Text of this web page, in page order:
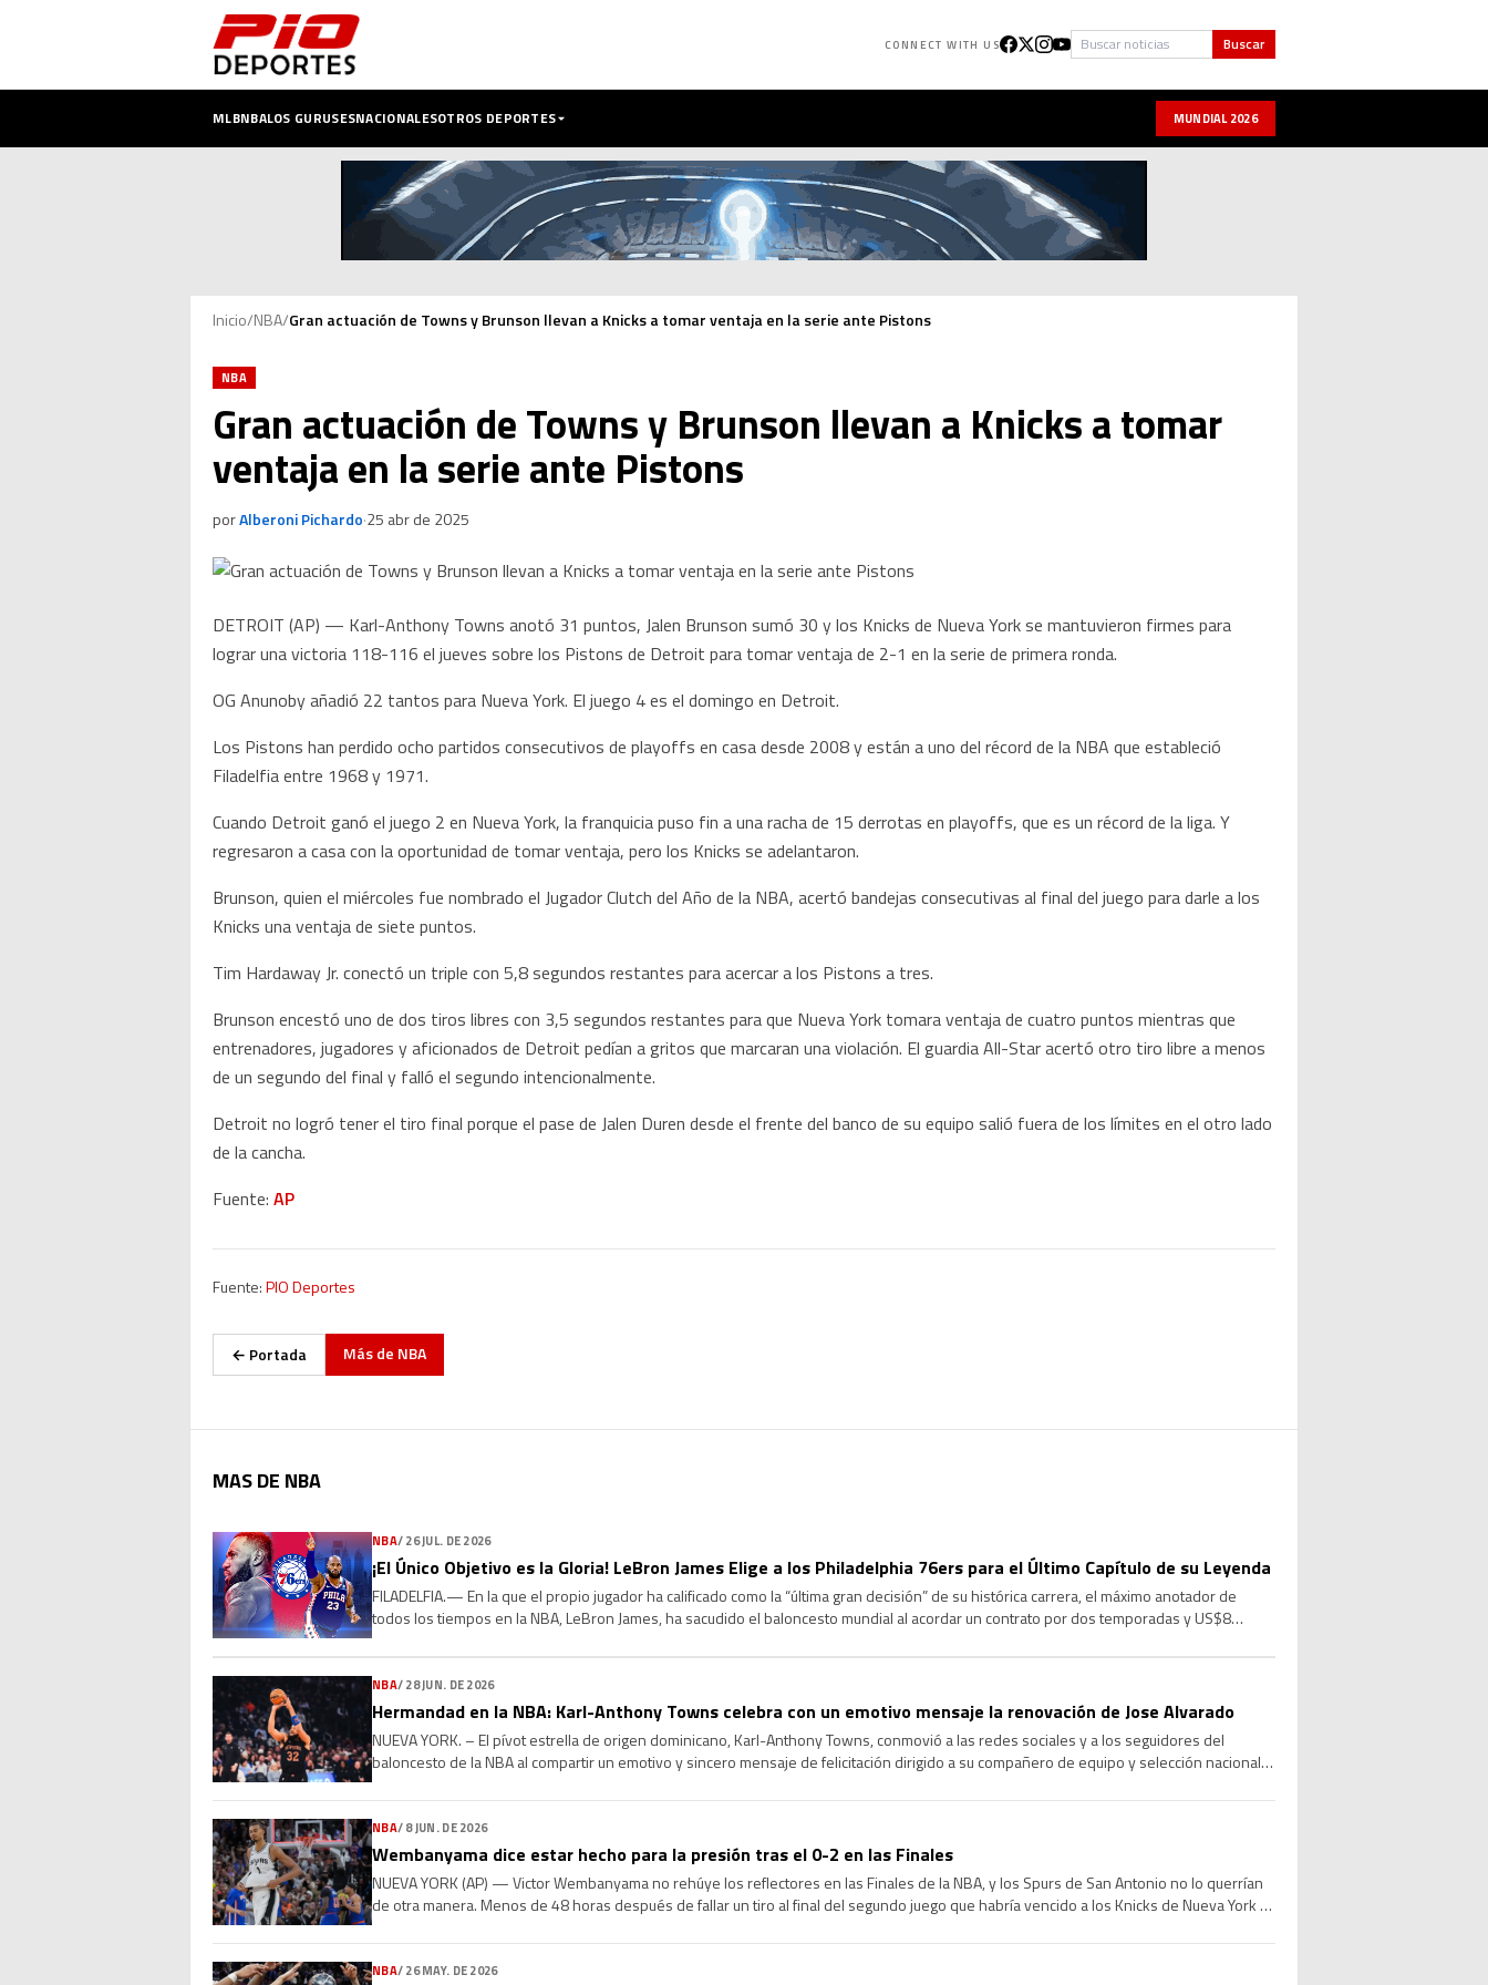
CONNECT WITH US Buscar Buscar
MLBNBALOS GURUSESNACIONALESOTROS DEPORTES MUNDIAL 2026
Inicio/NBA/Gran actuación de Towns y Brunson llevan a Knicks a tomar ventaja en la serie ante Pistons
NBA
Gran actuación de Towns y Brunson llevan a Knicks a tomar
ventaja en la serie ante Pistons
porAlberoni Pichardo·25 abr de 2025
DETROIT (AP) — Karl-Anthony Towns anotó 31 puntos, Jalen Brunson sumó 30 y los Knicks de Nueva York se mantuvieron firmes para
lograr una victoria 118-116 el jueves sobre los Pistons de Detroit para tomar ventaja de 2-1 en la serie de primera ronda.
OG Anunoby añadió 22 tantos para Nueva York. El juego 4 es el domingo en Detroit.
Los Pistons han perdido ocho partidos consecutivos de playoffs en casa desde 2008 y están a uno del récord de la NBA que estableció
Filadelfia entre 1968 y 1971.
Cuando Detroit ganó el juego 2 en Nueva York, la franquicia puso fin a una racha de 15 derrotas en playoffs, que es un récord de la liga. Y
regresaron a casa con la oportunidad de tomar ventaja, pero los Knicks se adelantaron.
Brunson, quien el miércoles fue nombrado el Jugador Clutch del Año de la NBA, acertó bandejas consecutivas al final del juego para darle a los
Knicks una ventaja de siete puntos.
Tim Hardaway Jr. conectó un triple con 5,8 segundos restantes para acercar a los Pistons a tres.
Brunson encestó uno de dos tiros libres con 3,5 segundos restantes para que Nueva York tomara ventaja de cuatro puntos mientras que
entrenadores, jugadores y aficionados de Detroit pedían a gritos que marcaran una violación. El guardia All-Star acertó otro tiro libre a menos
de un segundo del final y falló el segundo intencionalmente.
Detroit no logró tener el tiro final porque el pase de Jalen Duren desde el frente del banco de su equipo salió fuera de los límites en el otro lado
de la cancha.
Fuente: AP
Fuente:PIO Deportes
← Portada Más de NBA
MAS DE NBA
NBA/26 JUL. DE 2026
¡El Único Objetivo es la Gloria! LeBron James Elige a los Philadelphia 76ers para el Último Capítulo de su Leyenda
FILADELFIA.— En la que el propio jugador ha calificado como la “última gran decisión” de su histórica carrera, el máximo anotador de
todos los tiempos en la NBA, LeBron James, ha sacudido el baloncesto mundial al acordar un contrato por dos temporadas y US$8
NBA/28 JUN. DE 2026
Hermandad en la NBA: Karl-Anthony Towns celebra con un emotivo mensaje la renovación de Jose Alvarado
NUEVA YORK. – El pívot estrella de origen dominicano, Karl-Anthony Towns, conmovió a las redes sociales y a los seguidores del
baloncesto de la NBA al compartir un emotivo y sincero mensaje de felicitación dirigido a su compañero de equipo y selección nacional,
NBA/8 JUN. DE 2026
Wembanyama dice estar hecho para la presión tras el 0-2 en las Finales
NUEVA YORK (AP) — Victor Wembanyama no rehúye los reflectores en las Finales de la NBA, y los Spurs de San Antonio no lo querrían
de otra manera. Menos de 48 horas después de fallar un tiro al final del segundo juego que habría vencido a los Knicks de Nueva York e
NBA/26 MAY. DE 2026